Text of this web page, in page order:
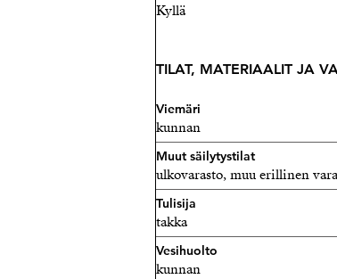
Kyllä
TILAT, MATERIAALIT JA
Viemäri
kunnan
Muut säilytystilat
ulkovarasto, muu erillinen
Tulisija
takka
Vesihuolto
kunnan